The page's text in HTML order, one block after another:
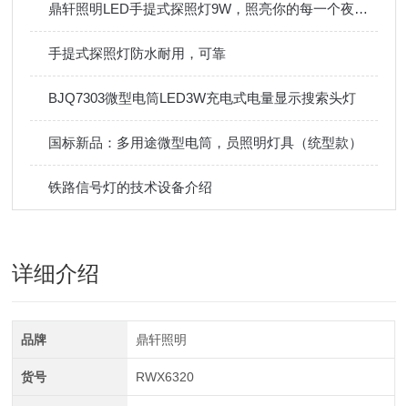
鼎轩照明LED手提式探照灯9W，照亮你的每一个夜晚！
手提式探照灯防水耐用，可靠
BJQ7303微型电筒LED3W充电式电量显示搜索头灯
国标新品：多用途微型电筒，员照明灯具（统型款）
铁路信号灯的技术设备介绍
详细介绍
品牌 鼎轩照明
货号 RWX6320